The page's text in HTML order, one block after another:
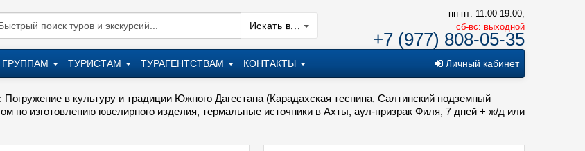
Искать в...
пн-пт: 11:00-19:00;
cб-вс: выходной
+7 (977) 808-05-35
ГРУППАМ ТУРИСТАМ ТУРАГЕНТСТВАМ КОНТАКТЫ Личный кабинет
Погружение в культуру и традиции Южного Дагестана (Карадахская теснина, Салтинский подземный
по изготовлению ювелирного изделия, термальные источники в Ахты, аул-призрак Филя, 7 дней + ж/д или